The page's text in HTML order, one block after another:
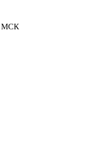
МСК